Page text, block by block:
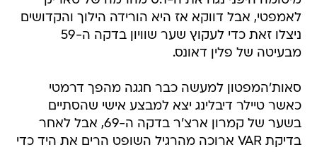
לאמפטי, אבל דווקא אז היא הורידה הילוך והקדושים
ניצלו זאת כדי לעקוץ שער שוויון בדקה ה-59
מבעיטה של פלין דאונס.
סאות'המפטון למעשה כבר חגגה מהפך דרמטי
כאשר טיילר דיבלינג יצא למבצע אישי שהסתיים
בשער של קמרון ארצ'ר בדקה ה-69, אבל לאחר
בדיקת VAR ארוכה מהרגיל השופט הרים את היד כדי